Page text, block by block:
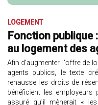
LOGEMENT
Fonction
au logement des
Afin d'augmenter l'offre de
agents publics, le texte
rehausse les droits de
bénéficient les employeurs
assuré qu'il mènerait «